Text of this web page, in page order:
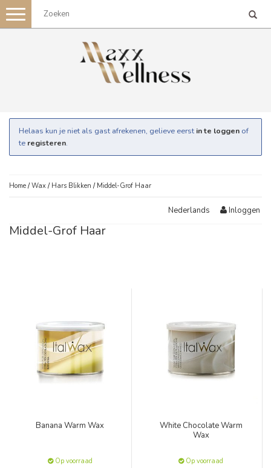
Toggle
navigation
Helaas kun je niet als gast afrekenen, gelieve eerst in te loggen of
te registeren.
Home /Wax / Hars Blikken / Middel-Grof Haar
Nederlands Inloggen
Middel-Grof Haar
Banana Warm Wax
Op voorraad
White Chocolate Warm
Wax
Op voorraad